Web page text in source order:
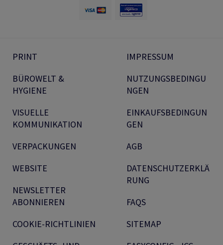
PRINT
BÜROWELT &
HYGIENE
VISUELLE
KOMMUNIKATION
VERPACKUNGEN
WEBSITE
NEWSLETTER
ABONNIEREN
COOKIE-RICHTLINIEN
IMPRESSUM
NUTZUNGSBEDINGU
NGEN
EINKAUFSBEDINGUN
GEN
AGB
DATENSCHUTZERKLÄ
RUNG
FAQS
SITEMAP